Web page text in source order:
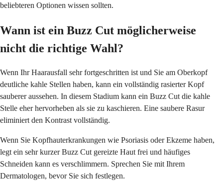
beliebteren Optionen wissen sollten.
Wann ist ein Buzz Cut möglicherweise
nicht die richtige Wahl?
Wenn Ihr Haarausfall sehr fortgeschritten ist und Sie am Oberkopf
deutliche kahle Stellen haben, kann ein vollständig rasierter Kopf
sauberer aussehen. In diesem Stadium kann ein Buzz Cut die kahle
Stelle eher hervorheben als sie zu kaschieren. Eine saubere Rasur
eliminiert den Kontrast vollständig.
Wenn Sie Kopfhauterkrankungen wie Psoriasis oder Ekzeme haben,
legt ein sehr kurzer Buzz Cut gereizte Haut frei und häufiges
Schneiden kann es verschlimmern. Sprechen Sie mit Ihrem
Dermatologen, bevor Sie sich festlegen.